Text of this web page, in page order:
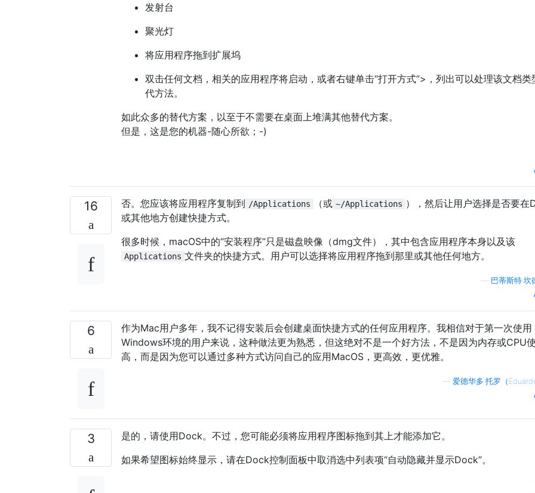
发射台
聚光灯
将应用程序拖到扩展坞
双击任何文档，相关的应用程序将启动，或者右键单击“打开方式”>，列出可以处理该文档类
代方法。
如此众多的替代方案，以至于不需要在桌面上堆满其他替代方案。
但是，这是您的机器-随心所欲；-)
16 否。您应该将应用程序复制到 /Applications （或 ~/Applications ），然后让用户选择是否要在
或其他地方创建快捷方式。
很多时候，macOS中的“安装程序”只是磁盘映像（dmg文件），其中包含应用程序本身以及该
Applications 文件夹的快捷方式。用户可以选择将应用程序拖到那里或其他任何地方。
巴蒂斯特·坎
6
作为Mac用户多年，我不记得安装后会创建桌面快捷方式的任何应用程序。我相信对于第一次使用
Windows环境的用户来说，这种做法更为熟悉，但这绝对不是一个好方法，不是因为内存或CPU
高，而是因为您可以通过多种方式访问​​自己的应用MacOS，更高效，更优雅。
爱德华多·托罗（
3
是的，请使用Dock。不过，您可能必须将应用程序图标拖到其上才能添加它。
如果希望图标始终显示，请在Dock控制面板中取消选中列表项“自动隐藏并显示Dock”。